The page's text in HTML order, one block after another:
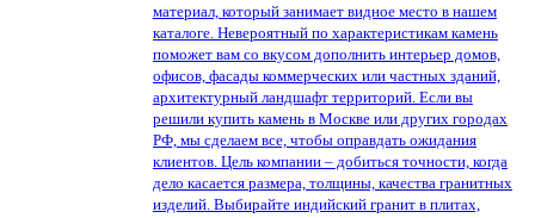
материал, который занимает видное место в нашем
каталоге. Невероятный по характеристикам камень
поможет вам со вкусом дополнить интерьер домов,
офисов, фасады коммерческих или частных зданий,
архитектурный ландшафт территорий. Если вы
решили купить камень в Москве или других городах
РФ, мы сделаем все, чтобы оправдать ожидания
клиентов. Цель компании – добиться точности, когда
дело касается размера, толщины, качества гранитных
изделий. Выбирайте индийский гранит в плитах,